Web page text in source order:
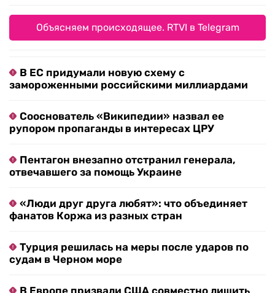
Объясняем происходящее. RTVI в Telegram
В ЕС придумали новую схему с
замороженными российскими миллиардами
Сооснователь «Википедии» назвал ее
рупором пропаганды в интересах ЦРУ
Пентагон внезапно отстранил генерала,
отвечавшего за помощь Украине
«Люди друг друга любят»: что объединяет
фанатов Коржа из разных стран
Турция решилась на меры после ударов по
судам в Черном море